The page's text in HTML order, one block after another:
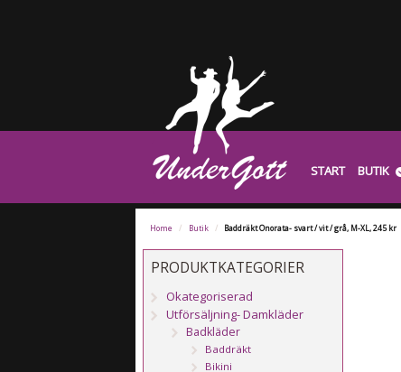
START BUTIK
Home / Butik / Baddräkt Onorata- svart / vit / grå, M-XL, 245 kr
PRODUKTKATEGORIER
Okategoriserad
Utförsäljning- Damkläder
Badkläder
Baddräkt
Bikini